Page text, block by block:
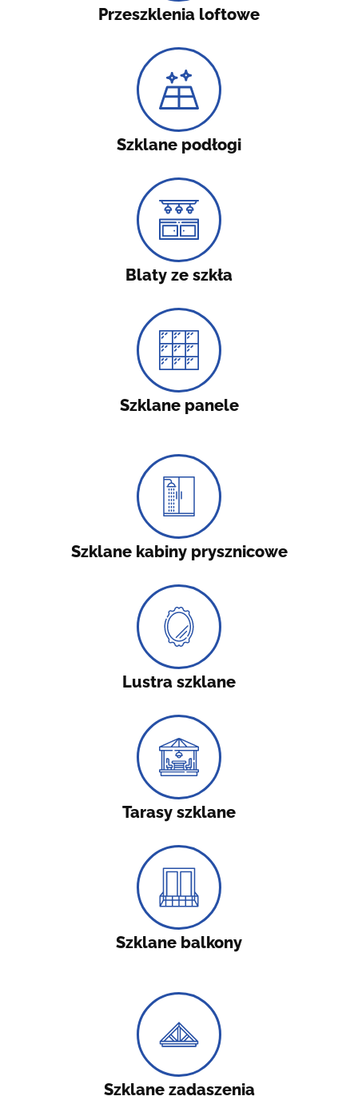
Przeszklenia loftowe
Szklane podłogi
Blaty ze szkła
Szklane panele
Szklane kabiny prysznicowe
Lustra szklane
Tarasy szklane
Szklane balkony
Szklane zadaszenia